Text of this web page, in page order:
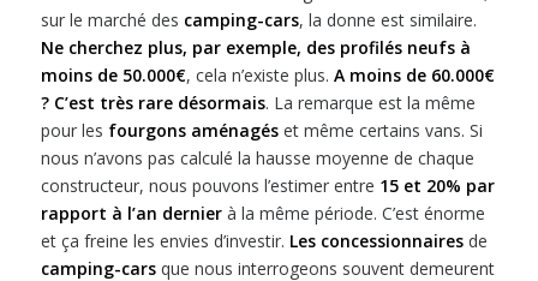
sur le marché des camping-cars, la donne est similaire.
Ne cherchez plus, par exemple, des profilés neufs à
moins de 50.000€, cela n’existe plus. A moins de 60.000€
? C’est très rare désormais. La remarque est la même
pour les fourgons aménagéset même certains vans. Si
nous n’avons pas calculé la hausse moyenne de chaque
constructeur, nous pouvons l’estimer entre 15 et 20% par
rapport à l’an dernierà la même période. C’est énorme
et ça freine les envies d’investir. Les concessionnairesde
camping-carsque nous interrogeons souvent demeurent